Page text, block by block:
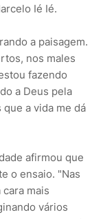
Ié Ié.
a paisagem.
nos males
fazendo
a Deus pela
a vida me dá
afirmou que
o ensaio. "Nas
mais
vários